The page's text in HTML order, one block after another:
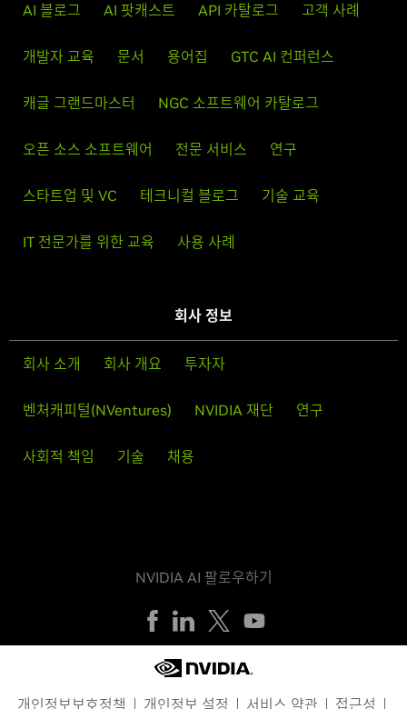
AI 블로그 AI 팟캐스트 API 카탈로그 고객 사례
개발자 교육 문서 용어집 GTC AI 컨퍼런스
캐글 그랜드마스터 NGC 소프트웨어 카탈로그
오픈 소스 소프트웨어 전문 서비스 연구
스타트업 및 VC 테크니컬 블로그 기술 교육
IT 전문가를 위한 교육 사용 사례
회사 정보
회사 소개 회사 개요 투자자
벤처캐피털(NVentures) NVIDIA 재단 연구
사회적 책임 기술 채용
NVIDIA AI 팔로우하기
개인정보보호정책 개인정보 설정 서비스 약관 접근성